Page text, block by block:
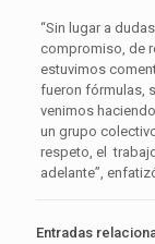
“Sin lugar a
compromiso, de
estuvimos
fueron fórmulas,
venimos
un grupo
respeto, el
adelante”,
Entradas